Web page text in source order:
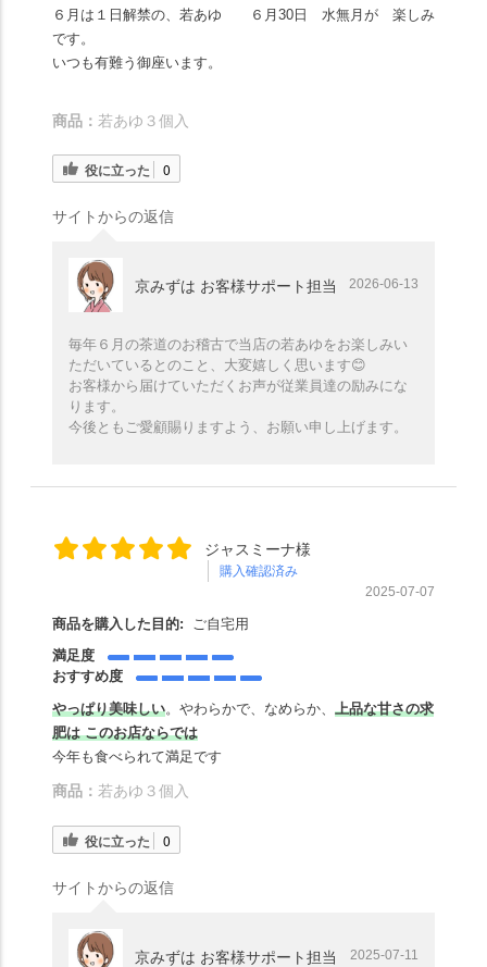
６月は１日解禁の、若あゆ ６月30日 水無月が 楽しみ
です。
いつも有難う御座います。
商品： 若あゆ３個入
役に立った 0
サイトからの返信
京みずは お客様サポート担当 2026-06-13
毎年６月の茶道のお稽古で当店の若あゆをお楽しみい
ただいているとのこと、大変嬉しく思います😊
お客様から届けていただくお声が従業員達の励みにな
ります。
今後ともご愛顧賜りますよう、お願い申し上げます。
ジャスミーナ様
購入確認済み
2025-07-07
商品を購入した目的:
ご自宅用
満足度
おすすめ度
やっぱり美味しい。やわらかで、なめらか、 上品な甘さの求
肥は このお店ならでは
今年も食べられて満足です
商品： 若あゆ３個入
役に立った 0
サイトからの返信
京みずは お客様サポート担当 2025-07-11